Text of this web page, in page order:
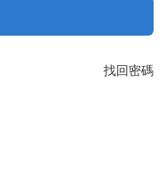
找回密碼